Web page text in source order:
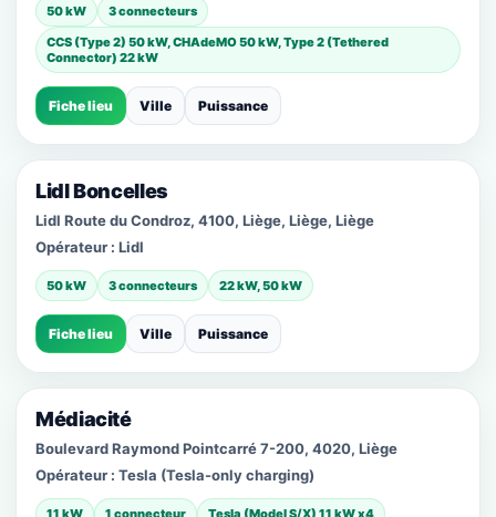
50 kW
3 connecteurs
CCS (Type 2) 50 kW, CHAdeMO 50 kW, Type 2 (Tethered
Connector) 22 kW
Fiche lieu Ville Puissance
Lidl Boncelles
Lidl Route du Condroz, 4100, Liège, Liège, Liège
Opérateur : Lidl
50 kW 3 connecteurs 22 kW, 50 kW
Fiche lieu Ville Puissance
Médiacité
Boulevard Raymond Pointcarré 7-200, 4020, Liège
Opérateur : Tesla (Tesla-only charging)
11 kW 1 connecteur Tesla (Model S/X) 11 kW x4